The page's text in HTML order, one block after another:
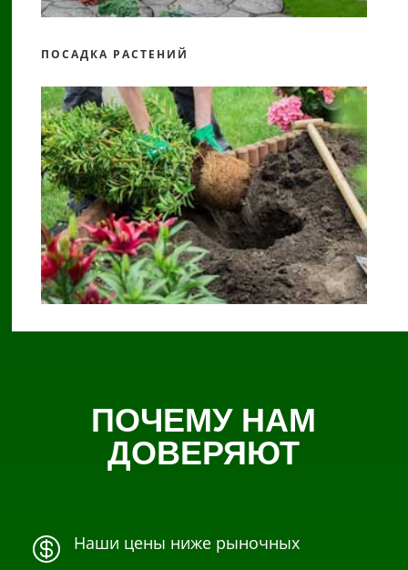
ПОСАДКА РАСТЕНИЙ
ПОЧЕМУ НАМ
ДОВЕРЯЮТ
 Наши цены ниже рыночных